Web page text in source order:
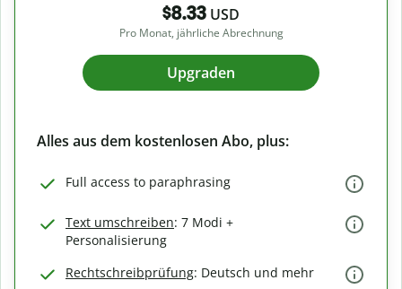
$8.33 USD
Pro Monat, jährliche Abrechnung
Upgraden
Alles aus dem kostenlosen Abo, plus:
Full access to paraphrasing
Text umschreiben: 7 Modi +
Personalisierung
Rechtschreibprüfung: Deutsch und mehr